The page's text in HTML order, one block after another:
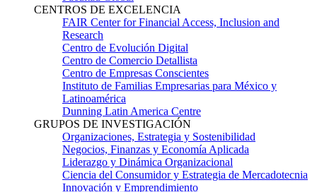
CENTROS DE EXCELENCIA
FAIR Center for Financial Access, Inclusion and
Research
Centro de Evolución Digital
Centro de Comercio Detallista
Centro de Empresas Conscientes
Instituto de Familias Empresarias para México y
Latinoamérica
Dunning Latin America Centre
GRUPOS DE INVESTIGACIÓN
Organizaciones, Estrategia y Sostenibilidad
Negocios, Finanzas y Economía Aplicada
Liderazgo y Dinámica Organizacional
Ciencia del Consumidor y Estrategia de Mercadotecnia
Innovación y Emprendimiento